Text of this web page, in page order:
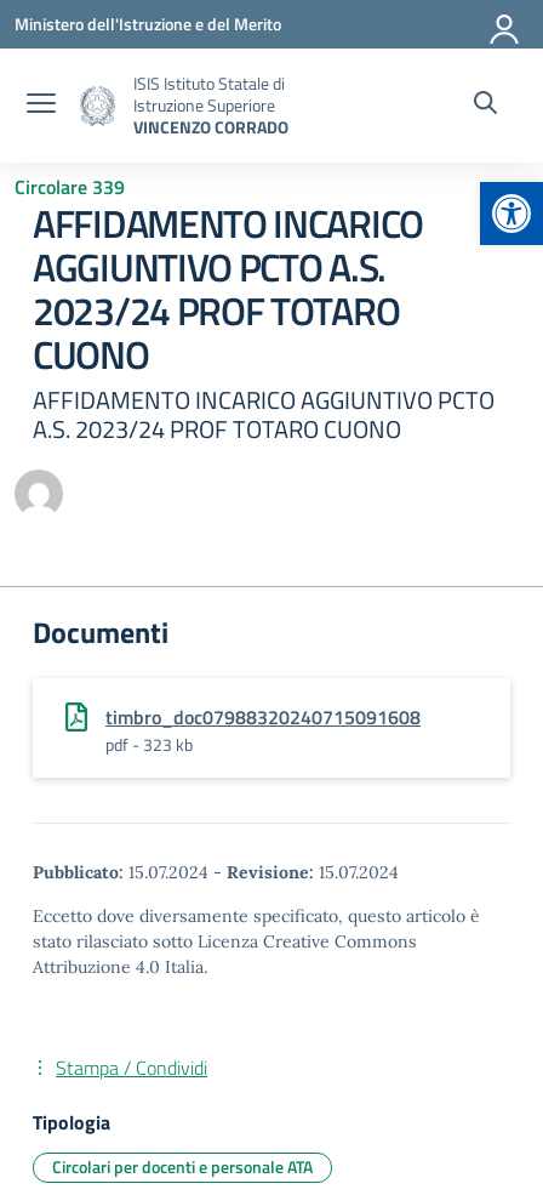
Vai ai contenuti
Vai al menu di navigazione
Vai al footer
Ministero dell'Istruzione e del Merito
ISIS Istituto Statale di
Istruzione Superiore
VINCENZO CORRADO
Circolare 339
AFFIDAMENTO INCARICO
AGGIUNTIVO PCTO A.S.
2023/24 PROF TOTARO
CUONO
AFFIDAMENTO INCARICO AGGIUNTIVO PCTO
A.S. 2023/24 PROF TOTARO CUONO
Documenti
timbro_doc07988320240715091608
pdf - 323 kb
Pubblicato: 15.07.2024 - Revisione: 15.07.2024
Eccetto dove diversamente specificato, questo articolo è
stato rilasciato sotto Licenza Creative Commons
Attribuzione 4.0 Italia.
Stampa / Condividi
Tipologia
Circolari per docenti e personale ATA